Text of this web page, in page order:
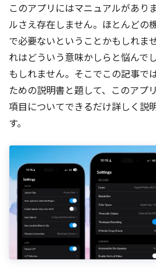
このアプリにはマニュアルがあり
ルさえ存在しません。ほとんどの
で必要ないということかもしれま
れはどういう意味かしらと悩んで
もしれません。そこでこの記事で
ための説明書と題して、このアプ
項目についてできるだけ詳しく説
す。